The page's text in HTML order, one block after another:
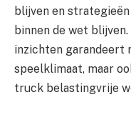
blijven en
binnen de wet
inzichten garandeert
speelklimaat, maar
truck belastingvrije